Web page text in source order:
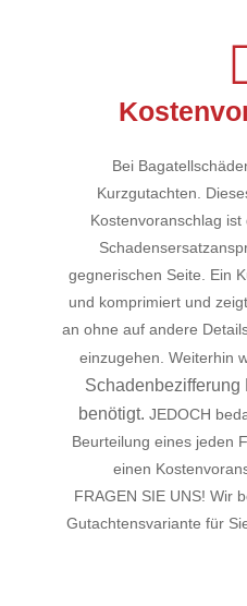
Bei
Kurzgutachten.
Kostenvoranschlag
gegnerischen Seite. Ein
und komprimiert und
an ohne auf andere
einzugehen. Weiterhin
benötigt. JEDOCH
Beurteilung eines jeden
einen
FRAGEN SIE UNS! Wir
Gutachtensvariante für